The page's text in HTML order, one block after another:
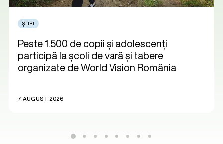
ȘTIRI
Peste 1.500 de copii și adolescenți
participă la școli de vară și tabere
organizate de World Vision România
7 AUGUST 2026